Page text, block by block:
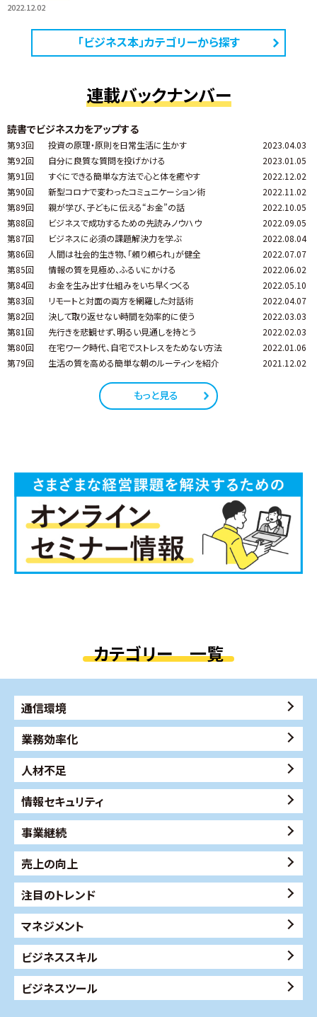
2022.12.02
「ビジネス本」カテゴリーから探す
連載バックナンバー
読書でビジネス力をアップする
第93回 投資の原理・原則を日常生活に生かす
2023.04.03
第92回
自分に良質な質問を投げかける
2023.01.05
第91回
すぐにできる簡単な方法で心と体を癒やす
2022.12.02
第90回
新型コロナで変わったコミュニケーション術
2022.11.02
第89回
親が学び、子どもに伝える“お金”の話
2022.10.05
第88回
ビジネスで成功するための先読みノウハウ
2022.09.05
第87回
ビジネスに必須の課題解決力を学ぶ
2022.08.04
第86回
人間は社会的生き物、「頼り頼られ」が健全
2022.07.07
第85回
情報の質を見極め、ふるいにかける
2022.06.02
第84回
お金を生み出す仕組みをいち早くつくる
2022.05.10
第83回
リモートと対面の両方を網羅した対話術
2022.04.07
第82回
決して取り返せない時間を効率的に使う
2022.03.03
第81回
先行きを悲観せず、明るい見通しを持とう
2022.02.03
第80回
在宅ワーク時代、自宅でストレスをためない方法
2022.01.06
第79回
生活の質を高める簡単な朝のルーティンを紹介 2021.12.02
もっと見る
カテゴリー 一覧
通信環境
業務効率化
人材不足
情報セキュリティ
事業継続
売上の向上
注目のトレンド
マネジメント
ビジネススキル
ビジネスツール